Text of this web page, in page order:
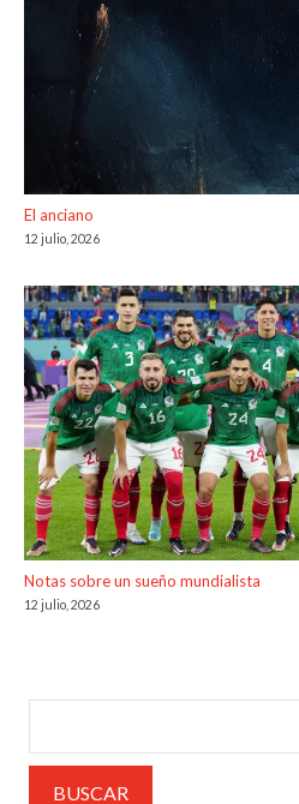
El anciano
12 julio, 2026
Notas sobre un sueño mundialista
12 julio, 2026